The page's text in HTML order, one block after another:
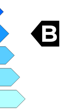
B